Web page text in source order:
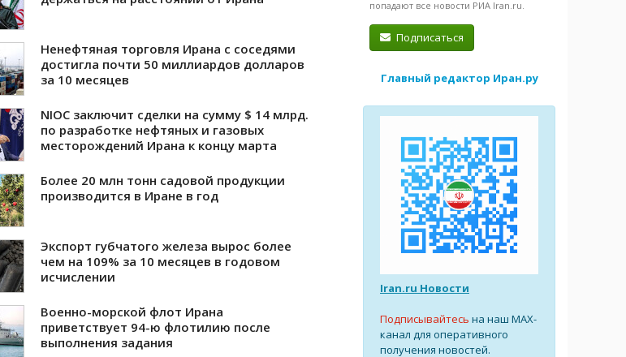
Ненефтяная торговля Ирана с соседями
достигла почти 50 миллиардов долларов
за 10 месяцев
NIOC заключит сделки на сумму $ 14 млрд.
по разработке нефтяных и газовых
месторождений Ирана к концу марта
Более 20 млн тонн садовой продукции
производится в Иране в год
Экспорт губчатого железа вырос более
чем на 109% за 10 месяцев в годовом
исчислении
Военно-морской флот Ирана
приветствует 94-ю флотилию после
выполнения задания
попадают все новости РИА Iran.ru.
Подписаться
Главный редактор Иран.ру
Iran.ru Новости
Подписывайтесь на наш MAX-
канал для оперативного
получения новостей.